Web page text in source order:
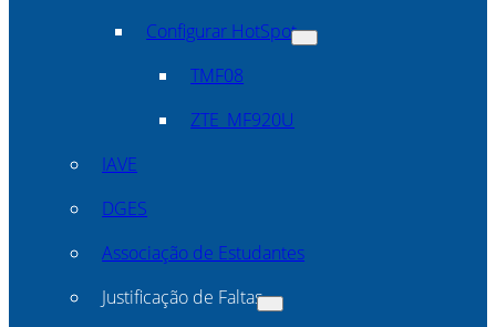
Configurar HotSpot
TMF08
ZTE_MF920U
IAVE
DGES
Associação de Estudantes
Justificação de Faltas